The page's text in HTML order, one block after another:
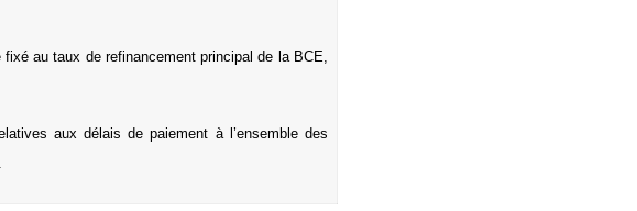
au taux de refinancement principal de la BCE,
aux délais de paiement à l’ensemble des
.